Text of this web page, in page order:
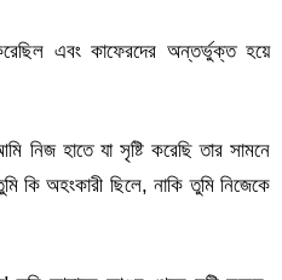
এবং কাফেরদের অন্তর্ভুক্ত হয়ে
হাতে যা সৃষ্টি করেছি তার সামনে
কি অহংকারী ছিলে, নাকি তুমি নিজেকে